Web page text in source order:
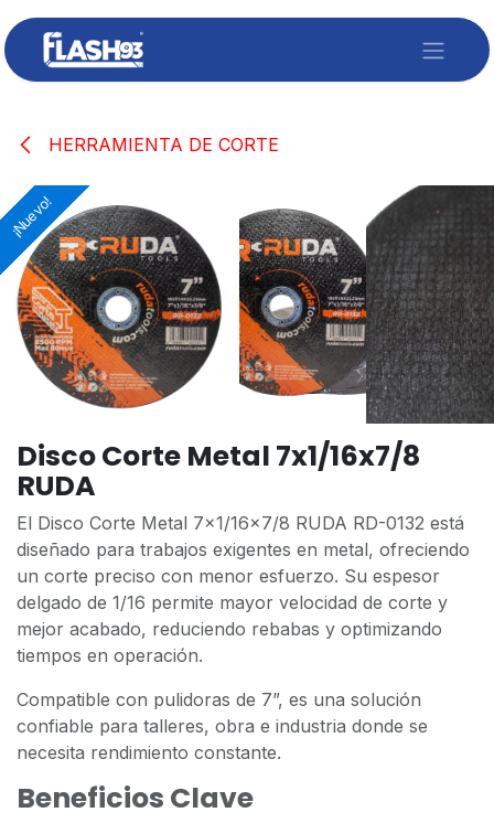
Ir al contenido
HERRAMIENTA DE CORTE
¡Nuevo!
¡Nuevo!
¡Nuevo!
¡Nuevo!
Disco Corte Metal 7x1/16x7/8
RUDA
El Disco Corte Metal 7x1/16x7/8 RUDA RD-0132 está
diseñado para trabajos exigentes en metal, ofreciendo
un corte preciso con menor esfuerzo. Su espesor
delgado de 1/16 permite mayor velocidad de corte y
mejor acabado, reduciendo rebabas y optimizando
tiempos en operación.
Compatible con pulidoras de 7”, es una solución
confiable para talleres, obra e industria donde se
necesita rendimiento constante.
Beneficios Clave